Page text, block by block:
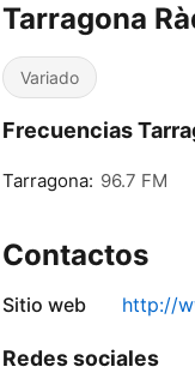
Tarragona
Variado
Frecuencias
Tarragona: 96.7 FM
Contactos
Sitio web http://
Redes sociales